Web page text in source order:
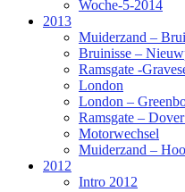
Woche-5-2014
2013
Muiderzand –
Bruinisse –
Ramsgate -
London
London –
Ramsgate –
Motorwechsel
Muiderzand –
2012
Intro 2012